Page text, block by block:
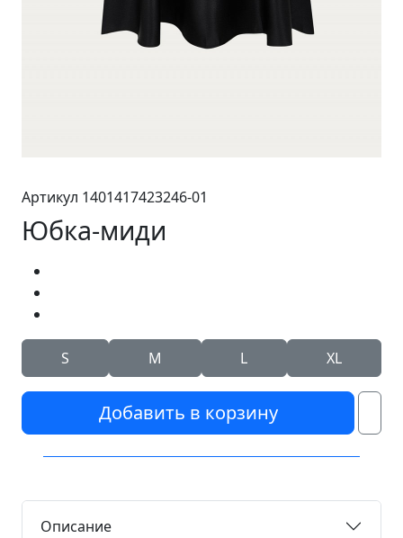
Артикул 1401417423246-01
Юбка-миди
S M L XL
Добавить в корзину
Описание